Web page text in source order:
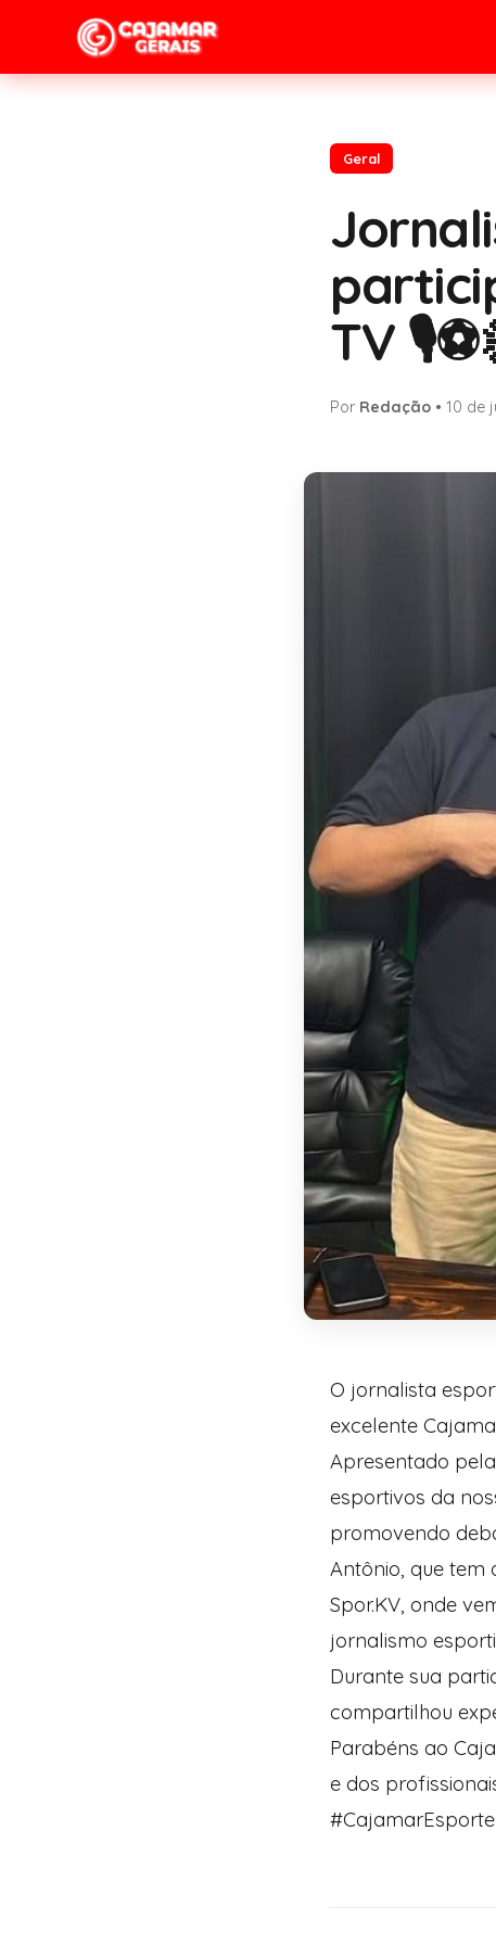
Geral
TV
Por Redação • 10 de
O jornalista
excelente
Apresentado
esportivos da
promovendo
Antônio, que tem
Spor.KV, onde
jornalismo
Durante sua
compartilhou
Parabéns ao
e dos